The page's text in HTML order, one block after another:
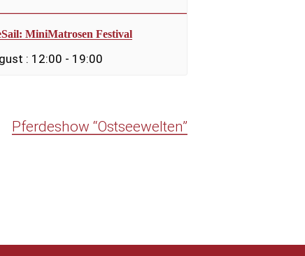
MiniMatrosen Festival
: 12:00 - 19:00
Pferdeshow “Ostseewelten”